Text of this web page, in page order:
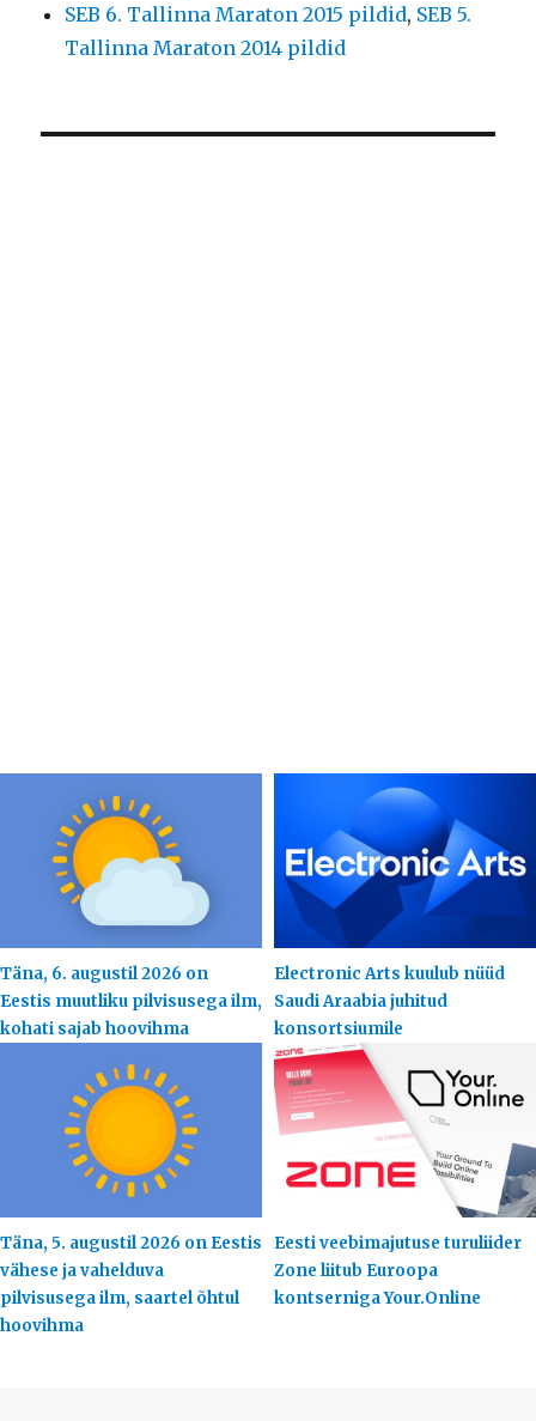
SEB 6. Tallinna Maraton 2015 pildid, SEB 5.
Tallinna Maraton 2014 pildid
Täna, 6. augustil 2026 on
Eestis muutliku pilvisusega ilm,
kohati sajab hoovihma
Electronic Arts kuulub nüüd
Saudi Araabia juhitud
konsortsiumile
Täna, 5. augustil 2026 on Eestis
vähese ja vahelduva
pilvisusega ilm, saartel õhtul
hoovihma
Eesti veebimajutuse turuliider
Zone liitub Euroopa
kontserniga Your.Online